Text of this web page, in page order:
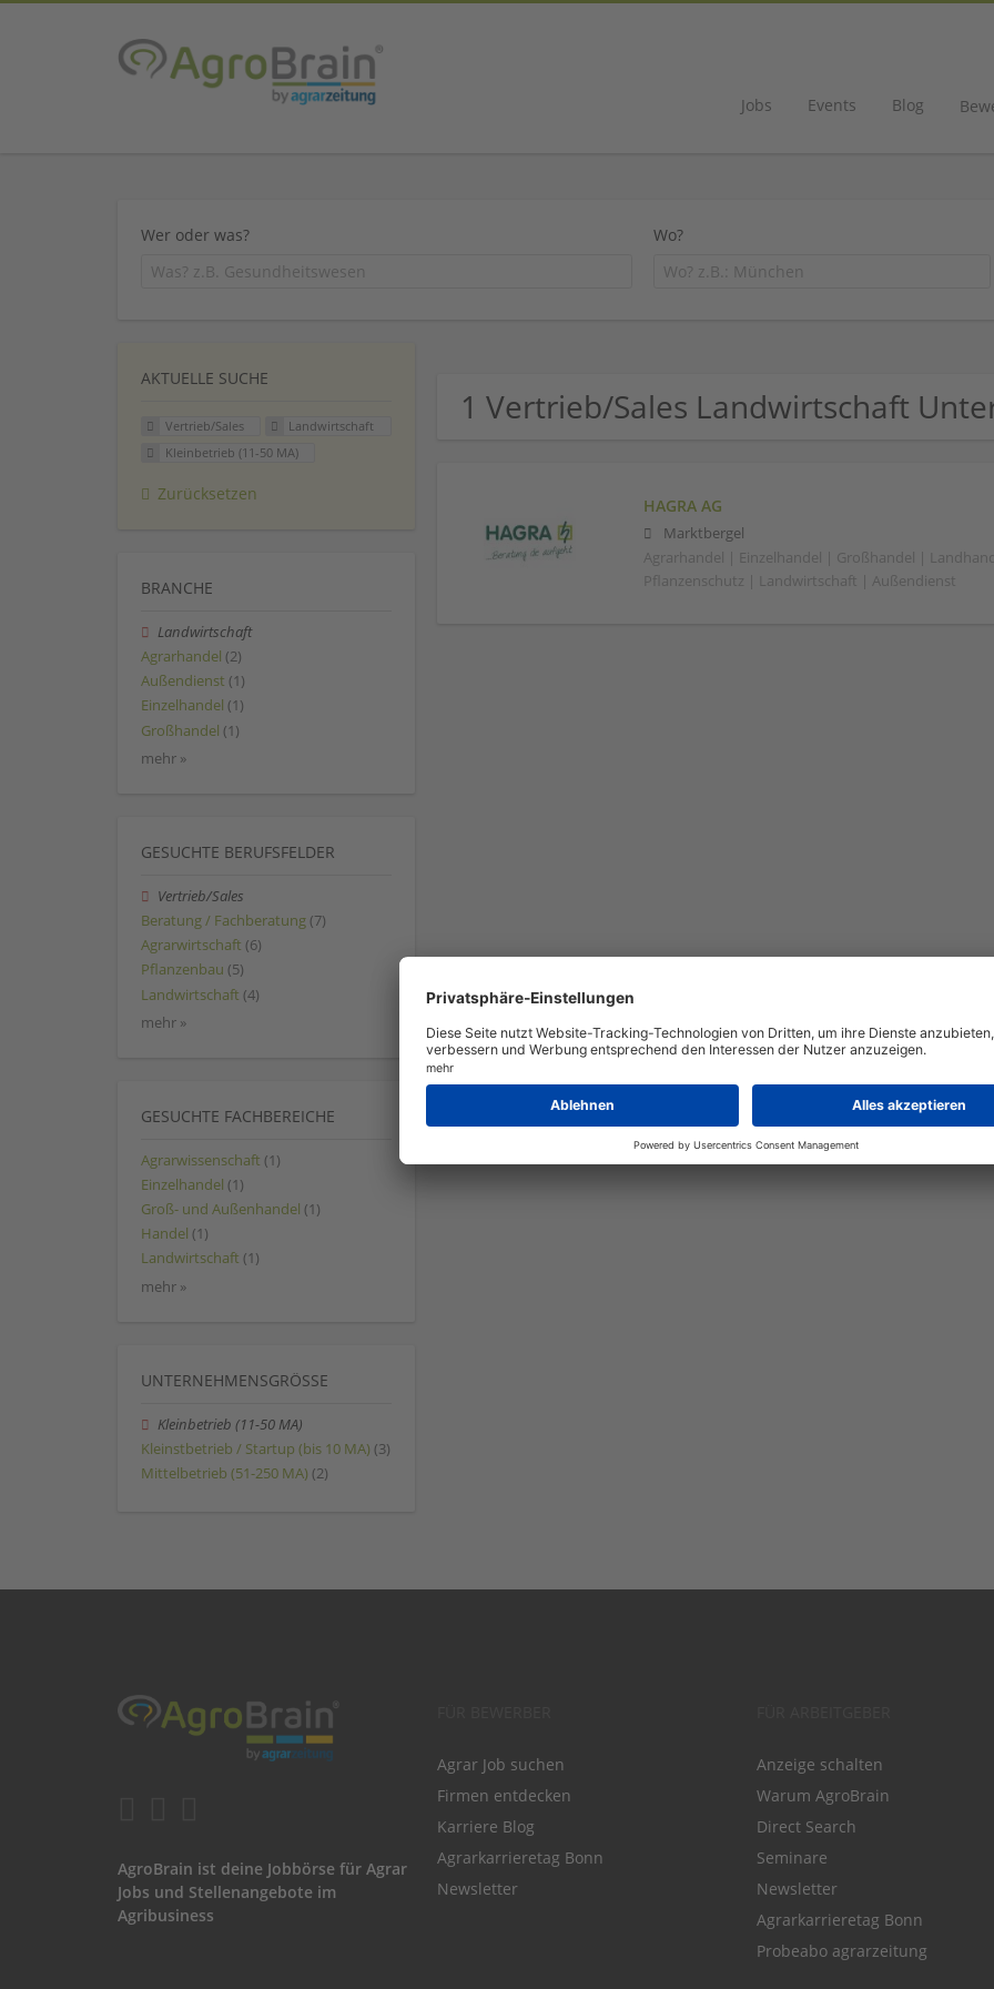
Jobs Events Blog
Wer oder was? Wo?
1 Vertrieb/Sales Landwirtschaft
HAGRA AG
Marktbergel
Agrarhandel | Einzelhandel | Großhandel |
Pflanzenschutz | Landwirtschaft | Außendienst
AKTUELLE SUCHE
Vertrieb/Sales
Landwirtschaft
Kleinbetrieb (11-50 MA)
Zurücksetzen
BRANCHE
Landwirtschaft
Agrarhandel (2)
Außendienst (1)
Einzelhandel (1)
Großhandel (1)
mehr »
GESUCHTE BERUFSFELDER
Vertrieb/Sales
Beratung / Fachberatung (7)
Agrarwirtschaft (6)
Pflanzenbau (5)
Landwirtschaft (4)
mehr »
GESUCHTE FACHBEREICHE
Agrarwissenschaft (1)
Einzelhandel (1)
Groß- und Außenhandel (1)
Handel (1)
Landwirtschaft (1)
mehr »
UNTERNEHMENSGRÖSSE
Kleinbetrieb (11-50 MA)
Kleinstbetrieb / Startup (bis 10 MA) (3)
Mittelbetrieb (51-250 MA) (2)
AgroBrain ist deine Jobbörse für Agrar
Jobs und Stellenangebote im
Agribusiness
Agrar Job suchen
Firmen entdecken
Karriere Blog
Agrarkarrieretag Bonn
Newsletter
Anzeige schalten
Warum AgroBrain
Direct Search
Seminare
Newsletter
Agrarkarrieretag Bonn
Probeabo agrarzeitung